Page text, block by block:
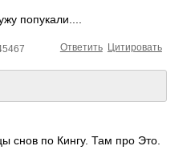
попукали....
Цитировать
Ответить
снов по Кингу. Там про Это.